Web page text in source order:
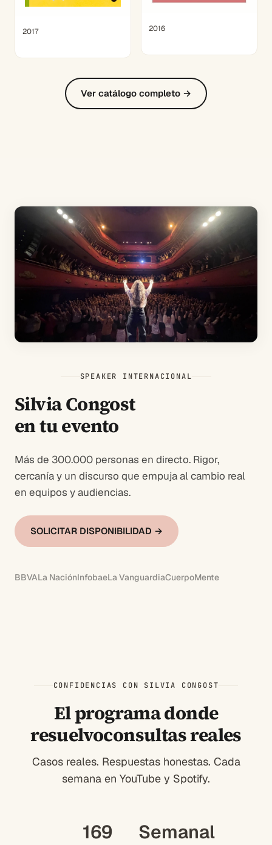
2017 2016
Ver catálogo completo →
SPEAKER INTERNACIONAL
Silvia Congost
en tu evento
Más de 300.000 personas en directo. Rigor,
cercanía y un discurso que empuja al cambio real
en equipos y audiencias.
SOLICITAR DISPONIBILIDAD →
BBVALa NaciónInfobaeLa VanguardiaCuerpoMente
CONFIDENCIAS CON SILVIA CONGOST
El programa donde
resuelvoconsultas reales
Casos reales. Respuestas honestas. Cada
semana en YouTube y Spotify.
169 Semanal